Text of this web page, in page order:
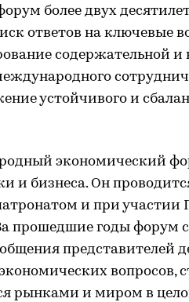
более двух
ответов на ключевые
содержательной и
устойчивого и
экономический
и бизнеса. Он проводится
и при участии
прошедшие годы форум
представителей
вопросов,
рынками и миром в